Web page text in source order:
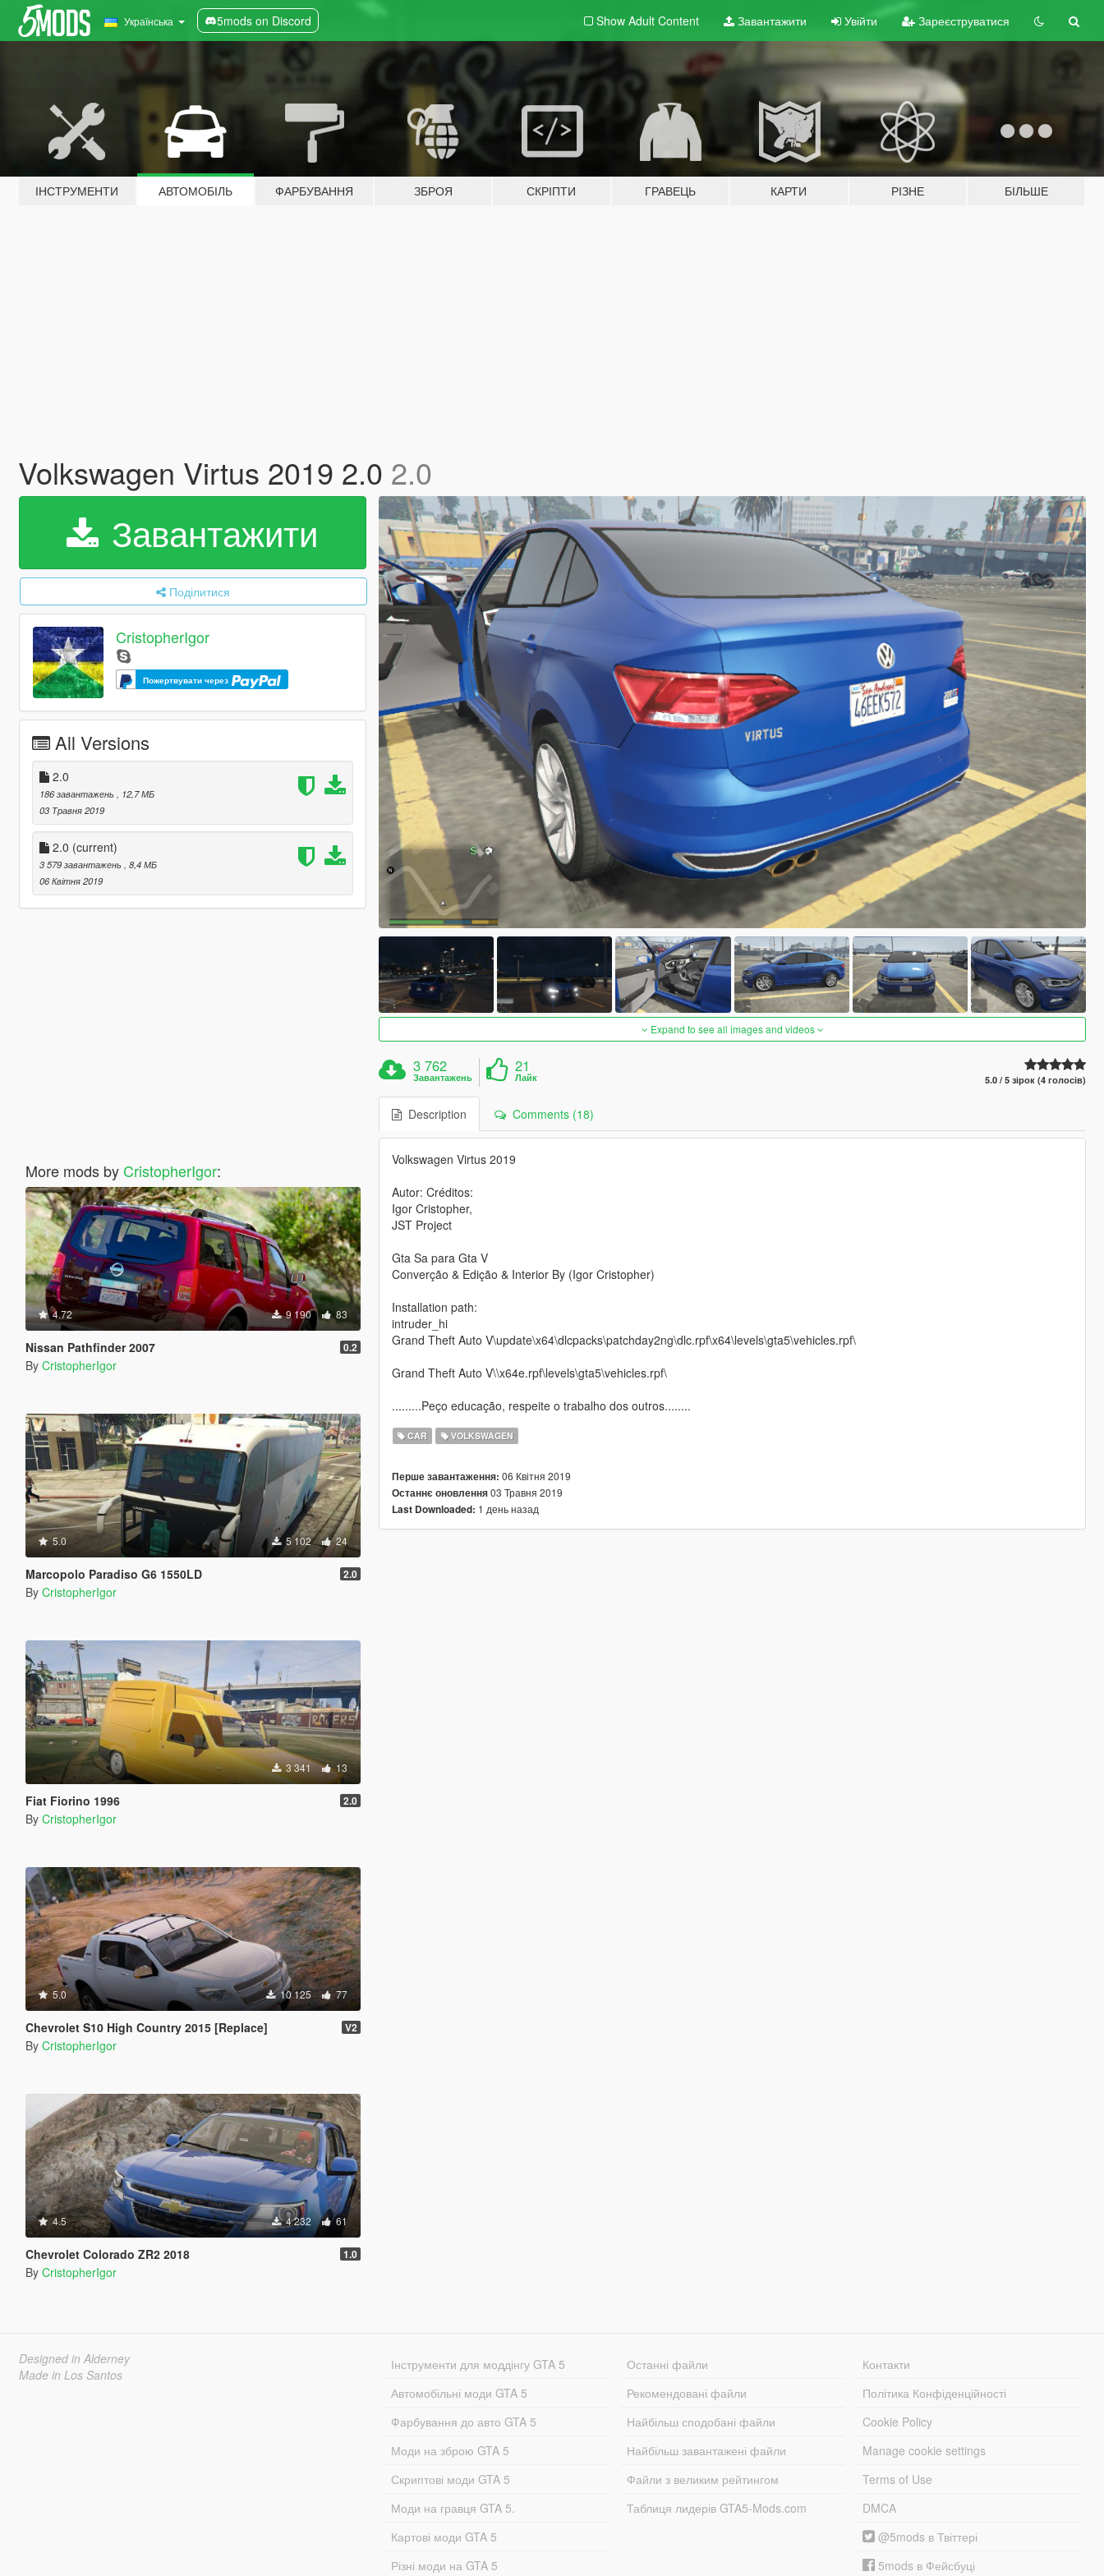
Українська 5mods on Discord Show Adult Content Завантажити Увійти Зареєструватися
ІНСТРУМЕНТИ АВТОМОБІЛЬ ФАРБУВАННЯ ЗБРОЯ СКРІПТИ ГРАВЕЦЬ КАРТИ РІЗНЕ БІЛЬШЕ
Volkswagen Virtus 2019 2.0 2.0
Завантажити
Поділитися
CristopherIgor
Пожертвувати через
All Versions
2.0
186 завантажень
, 12,7 МБ
03 Травня 2019
2.0 (current)
3 579 завантажень
, 8,4 МБ
06 Квітня 2019
More mods by CristopherIgor:
4.72 9 190 83
Nissan Pathfinder 2007 0.2
By CristopherIgor
5.0 5 102 24
Marcopolo Paradiso G6 1550LD 2.0
By CristopherIgor
3 341 13
Fiat Fiorino 1996 2.0
By CristopherIgor
5.0 10 125 77
Chevrolet S10 High Country 2015 [Replace] V2
By CristopherIgor
4.5 4 232 61
Chevrolet Colorado ZR2 2018 1.0
By CristopherIgor
Expand to see all images and videos
3 762
Завантажень
21
Лайк 5.0 / 5 зірок (4 голосів)
Description Comments (18)
Volkswagen Virtus 2019
Autor: Créditos:
Igor Cristopher,
JST Project
Gta Sa para Gta V
Converção & Edição & Interior By (Igor Cristopher)
Installation path:
intruder_hi
Grand Theft Auto V\update\x64\dlcpacks\patchday2ng\dlc.rpf\x64\levels\gta5\vehicles.rpf\
Grand Theft Auto V\\x64e.rpf\levels\gta5\vehicles.rpf\
.........Peço educação, respeite o trabalho dos outros........
CAR VOLKSWAGEN
Перше завантаження: 06 Квітня 2019
Останнє оновлення03 Травня 2019
Last Downloaded: 1 день назад
Designed in Alderney
Made in Los Santos
Інструменти для моддінгу GTA 5
Автомобільні моди GTA 5
Фарбування до авто GTA 5
Моди на зброю GTA 5
Скриптові моди GTA 5
Моди на гравця GTA 5.
Картові моди GTA 5
Різні моди на GTA 5
Останні файли
Рекомендовані файли
Найбільш сподобані файли
Найбільш завантажені файли
Файли з великим рейтингом
Таблиця лидерів GTA5-Mods.com
Контакти
Політика Конфіденційності
Cookie Policy
Manage cookie settings
Terms of Use
DMCA
@5mods в Твіттері
5mods в Фейсбуці